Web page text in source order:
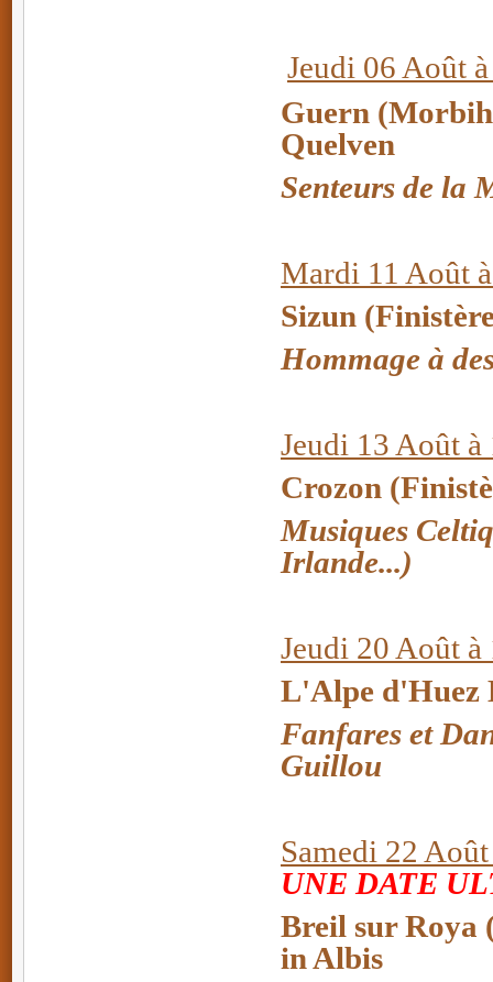
Jeudi 06 Août
Guern
Quelven
Senteurs de la
Mardi 11 Août
Sizun
Hommage à
Jeudi 13 Août
Crozon
Musiques
Irlande...)
Jeudi 20 Août à
L'Alpe d'Huez
Fanfares et
Guillou
Samedi 22
UNE DATE
Breil sur Roya
in Albis